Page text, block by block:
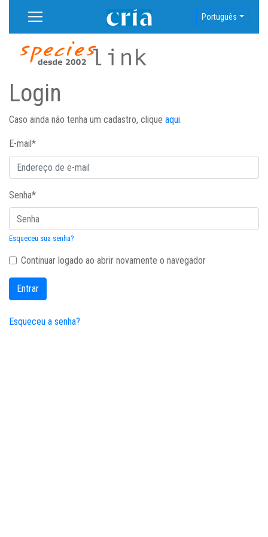
Português
Login
Caso ainda não tenha um cadastro, clique aqui.
E-mail*
Senha*
Esqueceu sua senha?
Continuar logado ao abrir novamente o navegador
Entrar
Esqueceu a senha?